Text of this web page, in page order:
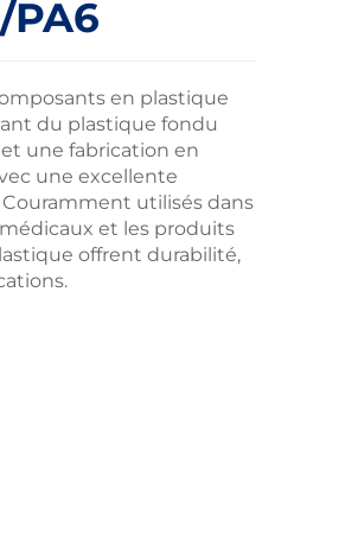
PA6
en plastique
du plastique fondu
une fabrication en
une excellente
utilisés dans
et les produits
offrent durabilité,